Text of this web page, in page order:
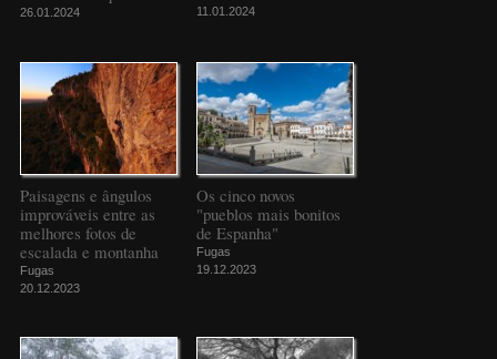
26.01.2024
11.01.2024
Paisagens e ângulos
improváveis entre as
melhores fotos de
escalada e montanha
Fugas
20.12.2023
Os cinco novos
"pueblos mais bonitos
de Espanha"
Fugas
19.12.2023